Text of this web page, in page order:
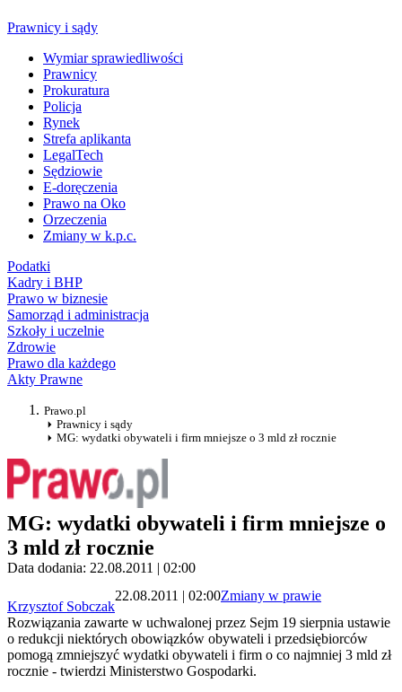
Prawnicy i sądy
Wymiar sprawiedliwości
Prawnicy
Prokuratura
Policja
Rynek
Strefa aplikanta
LegalTech
Sędziowie
E-doręczenia
Prawo na Oko
Orzeczenia
Zmiany w k.p.c.
Podatki
Kadry i BHP
Prawo w biznesie
Samorząd i administracja
Szkoły i uczelnie
Zdrowie
Prawo dla każdego
Akty Prawne
Prawo.pl
Prawnicy i sądy
MG: wydatki obywateli i firm mniejsze o 3 mld zł rocznie
MG: wydatki obywateli i firm mniejsze o
3 mld zł rocznie
Data dodania: 22.08.2011 | 02:00
Krzysztof Sobczak
22.08.2011 | 02:00Zmiany w prawie
Rozwiązania zawarte w uchwalonej przez Sejm 19 sierpnia ustawie
o redukcji niektórych obowiązków obywateli i przedsiębiorców
pomogą zmniejszyć wydatki obywateli i firm o co najmniej 3 mld zł
rocznie - twierdzi Ministerstwo Gospodarki.